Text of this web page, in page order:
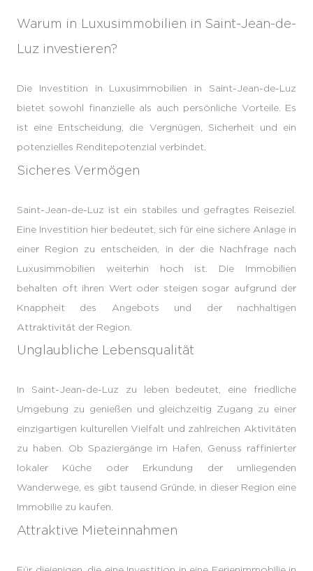
Warum in Luxusimmobilien in Saint-Jean-de-
Luz investieren?
Die Investition in Luxusimmobilien in Saint-Jean-de-Luz
bietet sowohl finanzielle als auch persönliche Vorteile. Es
ist eine Entscheidung, die Vergnügen, Sicherheit und ein
potenzielles Renditepotenzial verbindet.
Sicheres Vermögen
Saint-Jean-de-Luz ist ein stabiles und gefragtes Reiseziel.
Eine Investition hier bedeutet, sich für eine sichere Anlage in
einer Region zu entscheiden, in der die Nachfrage nach
Luxusimmobilien weiterhin hoch ist. Die Immobilien
behalten oft ihren Wert oder steigen sogar aufgrund der
Knappheit des Angebots und der nachhaltigen
Attraktivität der Region.
Unglaubliche Lebensqualität
In Saint-Jean-de-Luz zu leben bedeutet, eine friedliche
Umgebung zu genießen und gleichzeitig Zugang zu einer
einzigartigen kulturellen Vielfalt und zahlreichen Aktivitäten
zu haben. Ob Spaziergänge im Hafen, Genuss raffinierter
lokaler Küche oder Erkundung der umliegenden
Wanderwege, es gibt tausend Gründe, in dieser Region eine
Immobilie zu kaufen.
Attraktive Mieteinnahmen